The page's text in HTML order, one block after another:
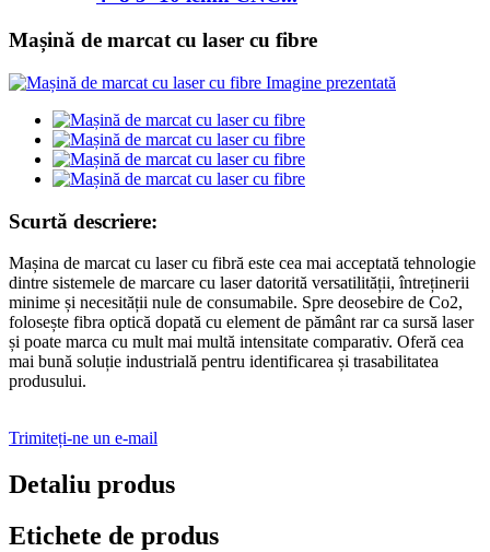
Mașină de marcat cu laser cu fibre
Scurtă descriere:
Mașina de marcat cu laser cu fibră este cea mai acceptată tehnologie
dintre sistemele de marcare cu laser datorită versatilității, întreținerii
minime și necesității nule de consumabile. Spre deosebire de Co2,
folosește fibra optică dopată cu element de pământ rar ca sursă laser
și poate marca cu mult mai multă intensitate comparativ. Oferă cea
mai bună soluție industrială pentru identificarea și trasabilitatea
produsului.
Trimiteți-ne un e-mail
Detaliu produs
Etichete de produs